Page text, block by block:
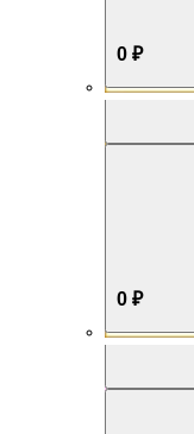
0 ₽
0 ₽